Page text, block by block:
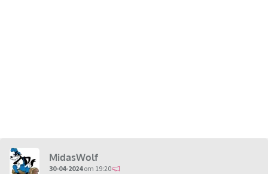
MidasWolf
30-04-2024om 19:20